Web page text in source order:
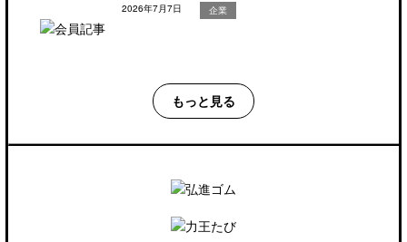
2026年7月7日 企業
もっと見る